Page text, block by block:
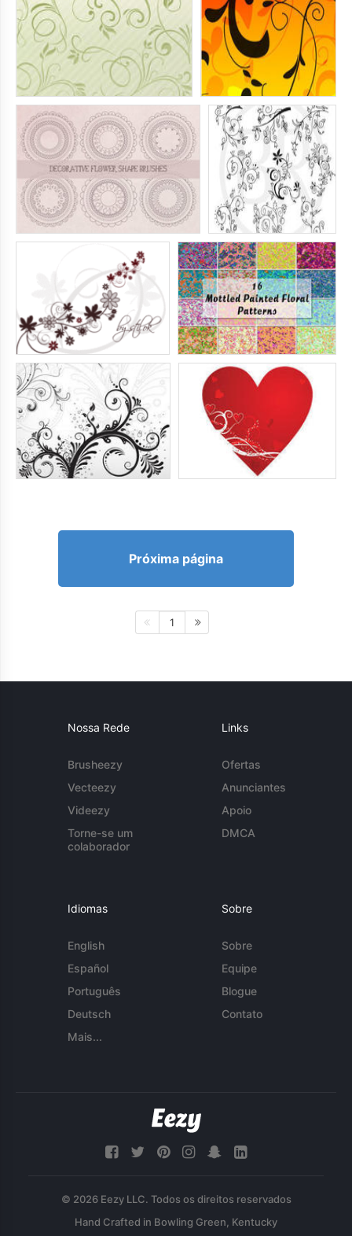
Próxima página
1
Nossa Rede
Brusheezy
Vecteezy
Videezy
Torne-se um
colaborador
Links
Ofertas
Anunciantes
Apoio
DMCA
Idiomas
English
Español
Português
Deutsch
Mais...
Sobre
Sobre
Equipe
Blogue
Contato
© 2026 Eezy LLC. Todos os direitos reservados